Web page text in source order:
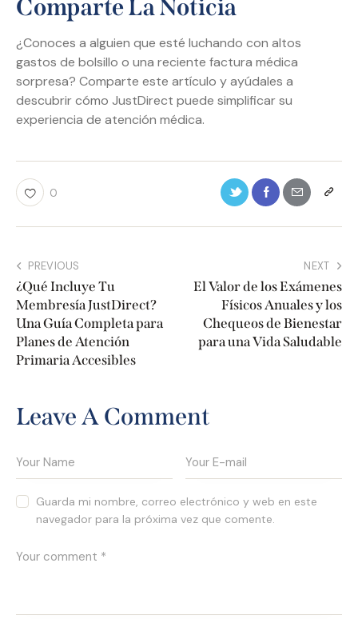
Comparte La Noticia
¿Conoces a alguien que esté luchando con altos
gastos de bolsillo o una reciente factura médica
sorpresa? Comparte este artículo y ayúdales a
descubrir cómo JustDirect puede simplificar su
experiencia de atención médica.
0
PREVIOUS
¿Qué Incluye Tu
Membresía JustDirect?
Una Guía Completa para
Planes de Atención
Primaria Accesibles
NEXT
El Valor de los Exámenes
Físicos Anuales y los
Chequeos de Bienestar
para una Vida Saludable
Leave A Comment
Guarda mi nombre, correo electrónico y web en este
navegador para la próxima vez que comente.